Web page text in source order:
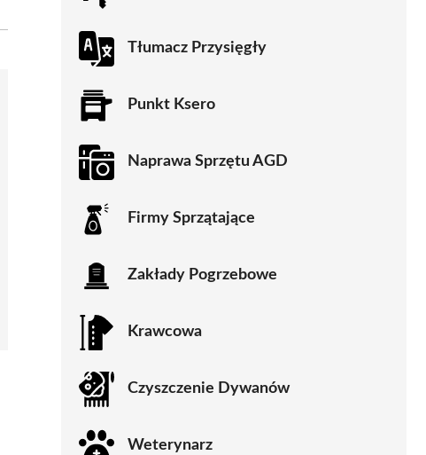
Tłumacz Przysięgły
Punkt Ksero
Naprawa Sprzętu AGD
Firmy Sprzątające
Zakłady Pogrzebowe
Krawcowa
Czyszczenie Dywanów
Weterynarz